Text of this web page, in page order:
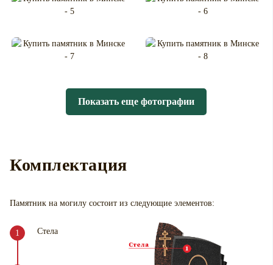
Показать еще фотографии
Комплектация
Памятник на могилу состоит из следующие элементов:
Стела